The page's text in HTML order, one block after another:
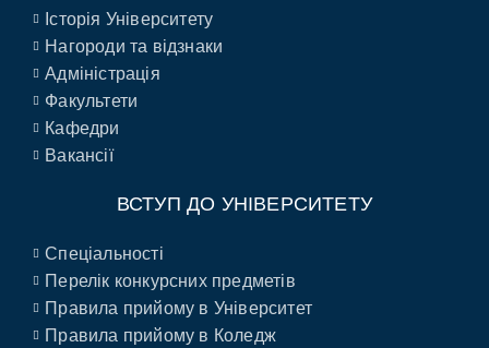
Історія Університету
Нагороди та відзнаки
Адміністрація
Факультети
Кафедри
Вакансії
ВСТУП ДО УНІВЕРСИТЕТУ
Спеціальності
Перелік конкурсних предметів
Правила прийому в Університет
Правила прийому в Коледж